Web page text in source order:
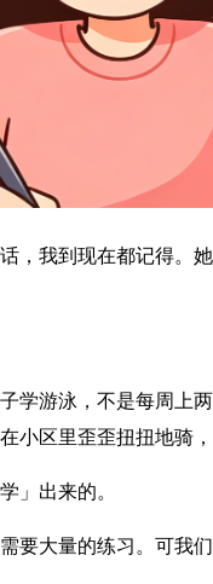
，我到现在都记得
学游泳，不是每周上
区里歪歪扭扭地骑
」出来的。
要大量的练习。可